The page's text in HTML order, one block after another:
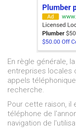
En règle générale,
entreprises locales
appels
recherche.
Pour cette raison, il
téléphone de
navigation de